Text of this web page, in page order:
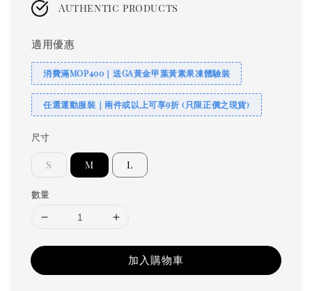
Authentic products
適用優惠
消費滿MOP400｜送GA黃金甲葉黃素果凍體驗裝
任選運動服裝｜兩件或以上可享9折 (只限正價之現貨)
尺寸
S M L
數量
加入購物車